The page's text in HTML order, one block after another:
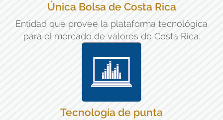
Única Bolsa de Costa Rica
Entidad que provee la plataforma tecnológica
para el mercado de valores de Costa Rica.
Tecnología de punta